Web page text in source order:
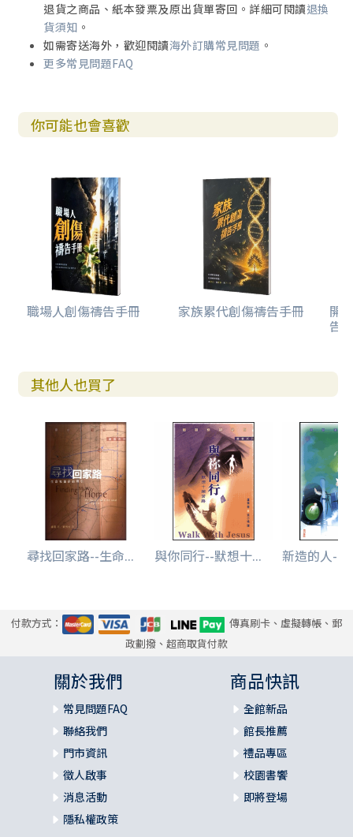
退貨之商品、紙本發票及原出貨單寄回。詳細可閱讀退換
貨須知 。
如需寄送海外，歡迎閱讀海外訂購常見問題 。
更多常見問題FAQ
你可能也會喜歡
職場人創傷禱告手冊 家族累代創傷禱告手冊 開
告(
其他人也買了
尋找回家路--生命... 與你同行--默想十... 新造的人--
付款方式：
傳真刷卡、虛擬轉帳、郵
政劃撥、超商取貨付款
關於我們
常見問題FAQ
聯絡我們
門市資訊
徵人啟事
消息活動
隱私權政策
商品快訊
全館新品
館長推薦
禮品專區
校園書饗
即將登場